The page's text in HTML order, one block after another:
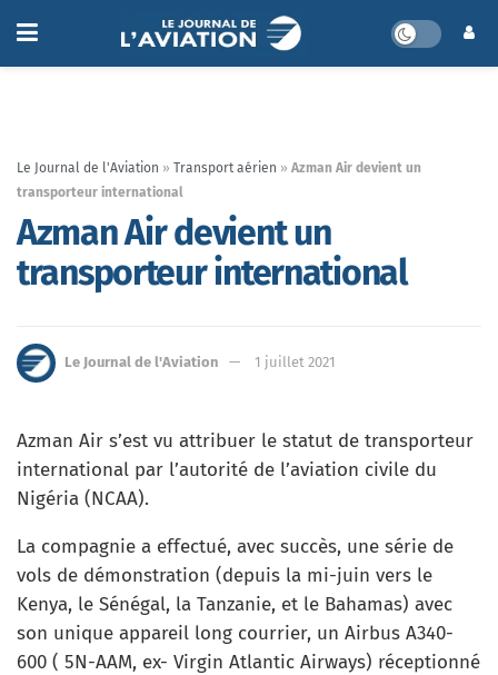
Le Journal de l'Aviation » Transport aérien » Azman Air devient un
transporteur international
Azman Air devient un
transporteur international
Le Journal de l'Aviation 1 juillet 2021
Azman Air s’est vu attribuer le statut de transporteur
international par l’autorité de l’aviation civile du
Nigéria (NCAA).
La compagnie a effectué, avec succès, une série de
vols de démonstration (depuis la mi-juin vers le
Kenya, le Sénégal, la Tanzanie, et le Bahamas) avec
son unique appareil long courrier, un Airbus A340-
600 ( 5N-AAM, ex- Virgin Atlantic Airways) réceptionné